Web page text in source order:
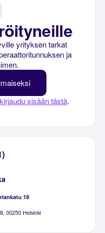
yrityksen tarkat
ja
kirjaudu sisään tästä.
18
00250 Helsinki